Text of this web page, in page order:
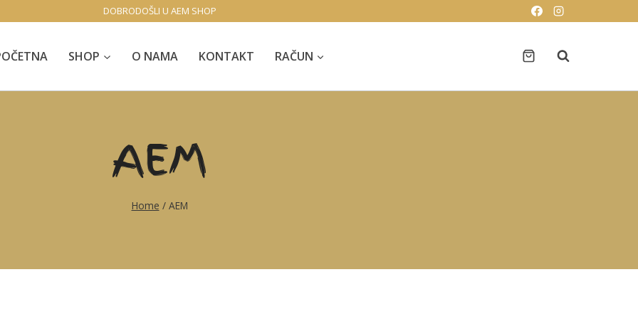
DOBRODOŠLI U AEM SHOP
SHOP O NAMA KONTAKT RAČUN
AEM
Home / AEM